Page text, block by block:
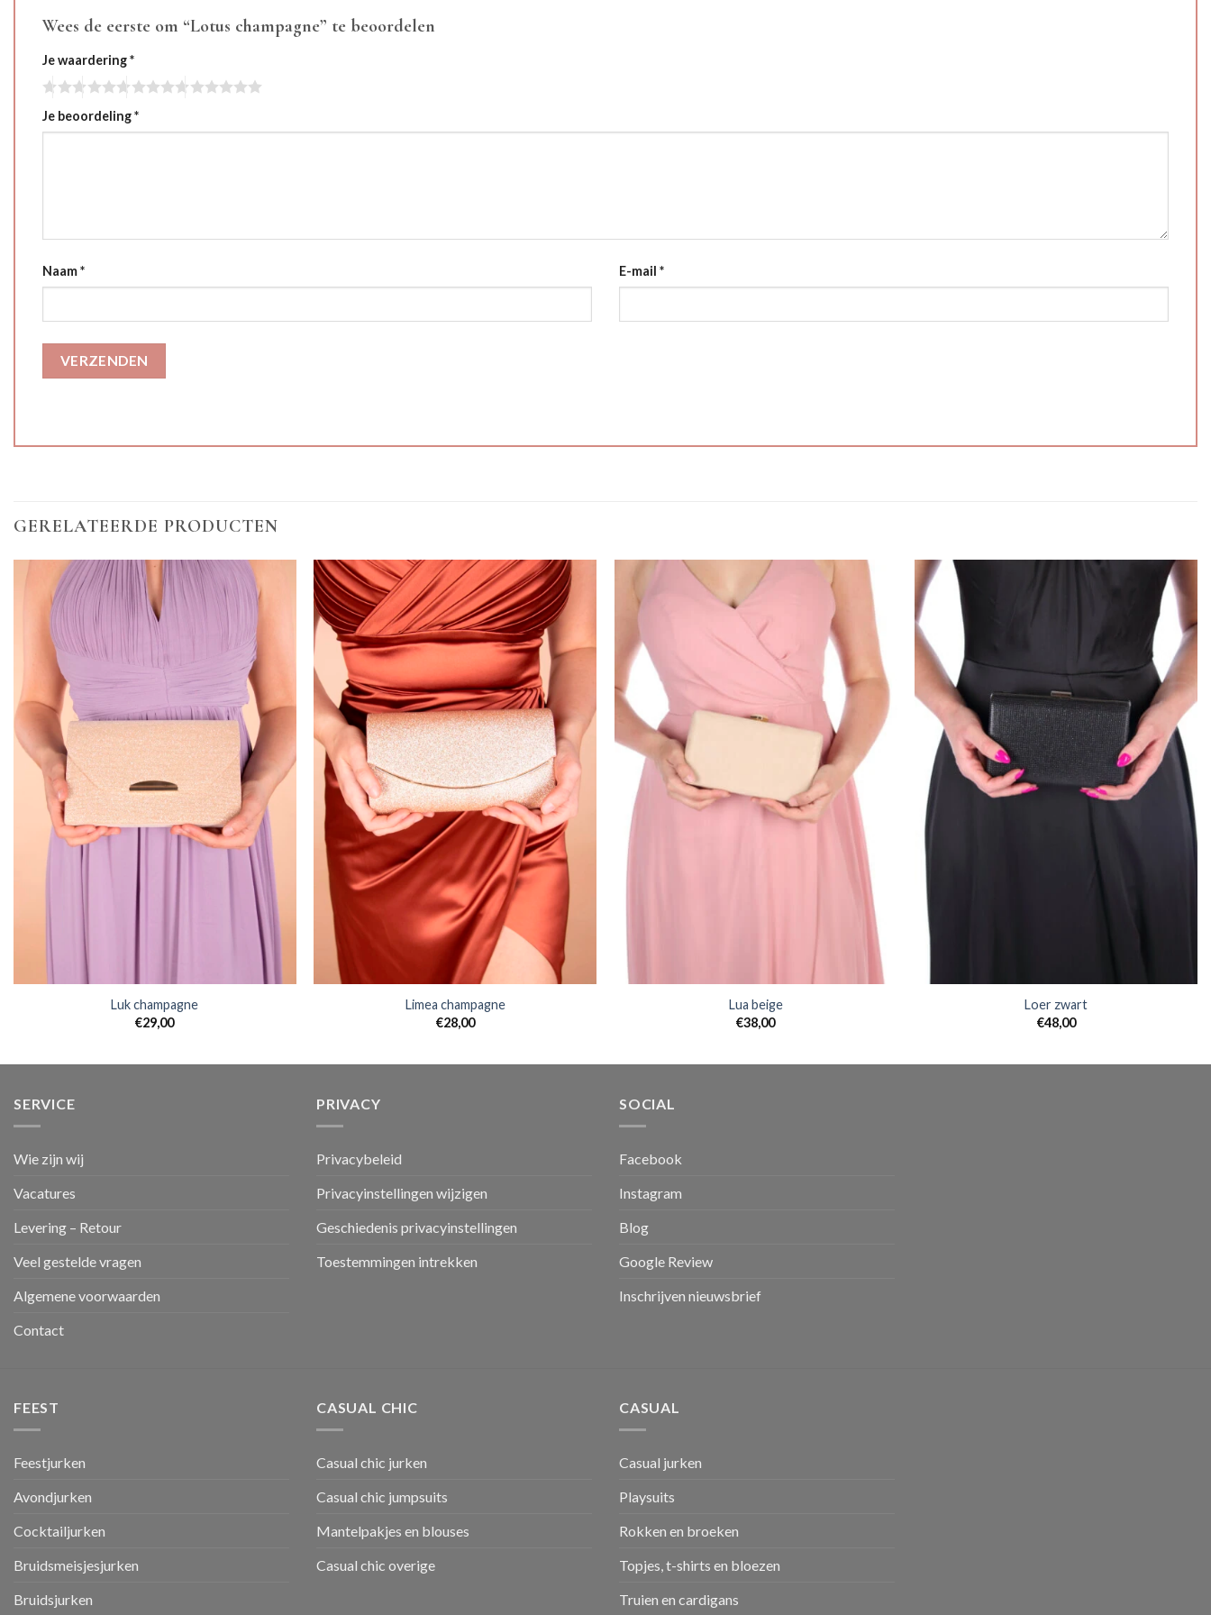
Wees de eerste om “Lotus champagne” te beoordelen
Je waardering*
Je beoordeling*
Naam* E-mail *
GERELATEERDE PRODUCTEN
Luk champagne
€29,00
Limea champagne
€28,00
Lua beige
€38,00
Loer zwart
€48,00
SERVICE
Wie zijn wij
Vacatures
Levering – Retour
Veel gestelde vragen
Algemene voorwaarden
Contact
PRIVACY
Privacybeleid
Privacyinstellingen wijzigen
Geschiedenis privacyinstellingen
Toestemmingen intrekken
SOCIAL
Facebook
Instagram
Blog
Google Review
Inschrijven nieuwsbrief
FEEST
Feestjurken
Avondjurken
Cocktailjurken
Bruidsmeisjesjurken
Bruidsjurken
CASUAL CHIC
Casual chic jurken
Casual chic jumpsuits
Mantelpakjes en blouses
Casual chic overige
CASUAL
Casual jurken
Playsuits
Rokken en broeken
Topjes, t-shirts en bloezen
Truien en cardigans